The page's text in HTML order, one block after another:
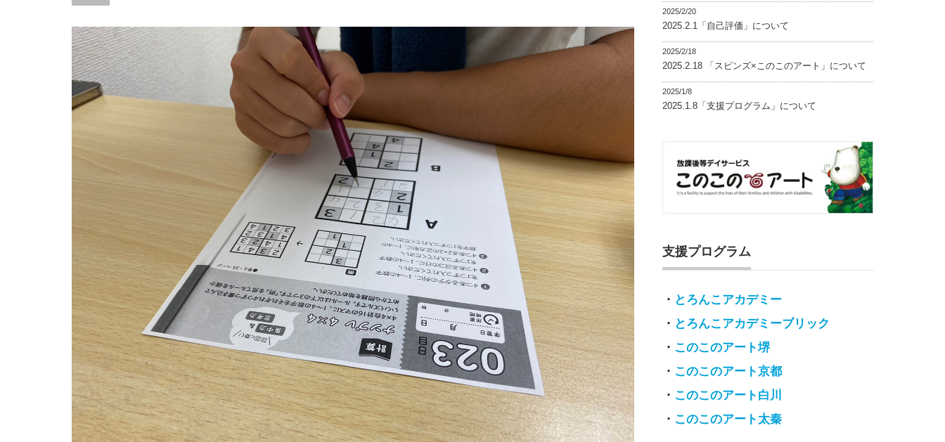
2025/2/20
2025.2.1「自己評価」について
2025/2/18
2025.2.18 「スピンズ×このこのアート」について
2025/1/8
2025.1.8「支援プログラム」について
支援プログラム
・ とろんこアカデミー
・ とろんこアカデミーブリック
・ このこのアート堺
・ このこのアート京都
・ このこのアート白川
・ このこのアート太秦